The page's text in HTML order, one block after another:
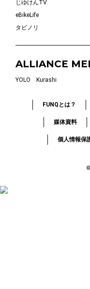
じゆけんTV
eBikeLife
タビノリ
ALLIANCE
YOLO Kurashi
FUNQとは？
媒体資料
個人情報保